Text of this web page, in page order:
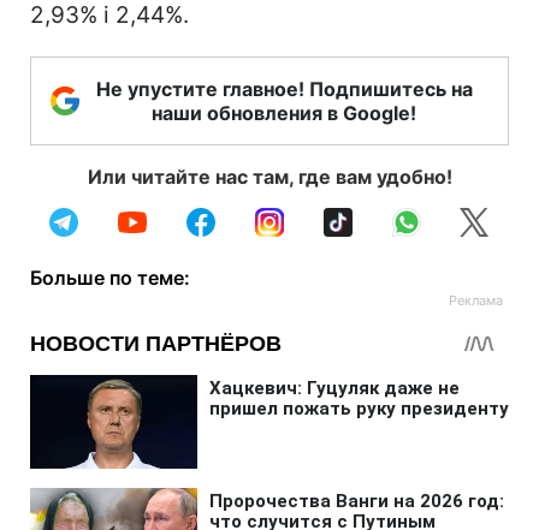
2,93% і 2,44%.
Не упустите главное! Подпишитесь на
наши обновления в Google!
Или читайте нас там, где вам удобно!
Больше по теме: